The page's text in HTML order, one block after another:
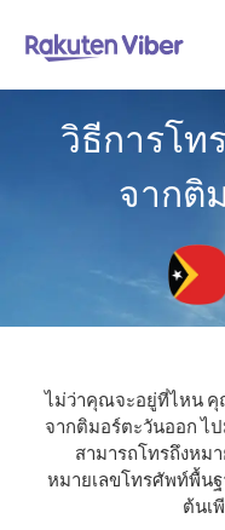
วิธีการโท
จากติ
ไม่ว่าคุณจะอยู่ที่ไหน
จากติมอร์ตะวันออก ไ
สามารถโทรถึงหม
หมายเลขโทรศัพท์พื้น
ต้นเ